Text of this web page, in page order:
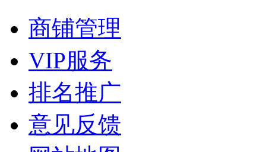
商铺管理
VIP服务
排名推广
意见反馈